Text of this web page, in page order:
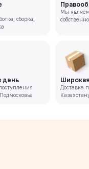
сборка,
Мы
день
Доставка